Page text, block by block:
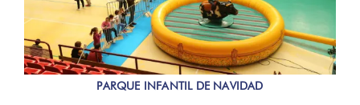
PARQUE INFANTIL DE NAVIDAD